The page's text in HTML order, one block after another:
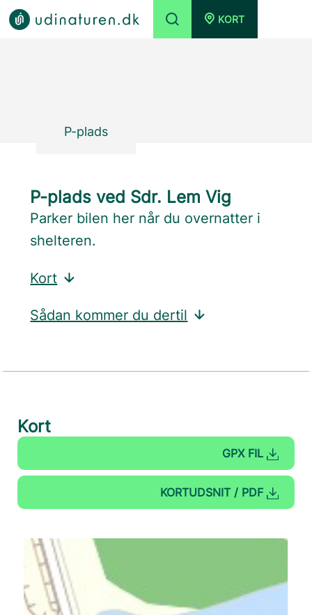
KORT
P-plads
P-plads ved Sdr. Lem Vig
Parker bilen her når du overnatter i
shelteren.
Kort
Sådan kommer du dertil
Kort
GPX FIL
KORTUDSNIT / PDF